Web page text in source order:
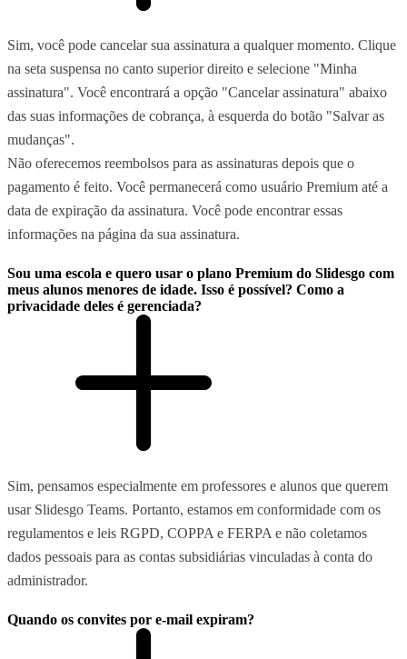
Sim, você pode cancelar sua assinatura a qualquer momento. Clique
na seta suspensa no canto superior direito e selecione "Minha
assinatura". Você encontrará a opção "Cancelar assinatura" abaixo
das suas informações de cobrança, à esquerda do botão "Salvar as
mudanças".
Não oferecemos reembolsos para as assinaturas depois que o
pagamento é feito. Você permanecerá como usuário Premium até a
data de expiração da assinatura. Você pode encontrar essas
informações na página da sua assinatura.
Sou uma escola e quero usar o plano Premium do Slidesgo com
meus alunos menores de idade. Isso é possível? Como a
privacidade deles é gerenciada?
Sim, pensamos especialmente em professores e alunos que querem
usar Slidesgo Teams. Portanto, estamos em conformidade com os
regulamentos e leis RGPD, COPPA e FERPA e não coletamos
dados pessoais para as contas subsidiárias vinculadas à conta do
administrador.
Quando os convites por e-mail expiram?